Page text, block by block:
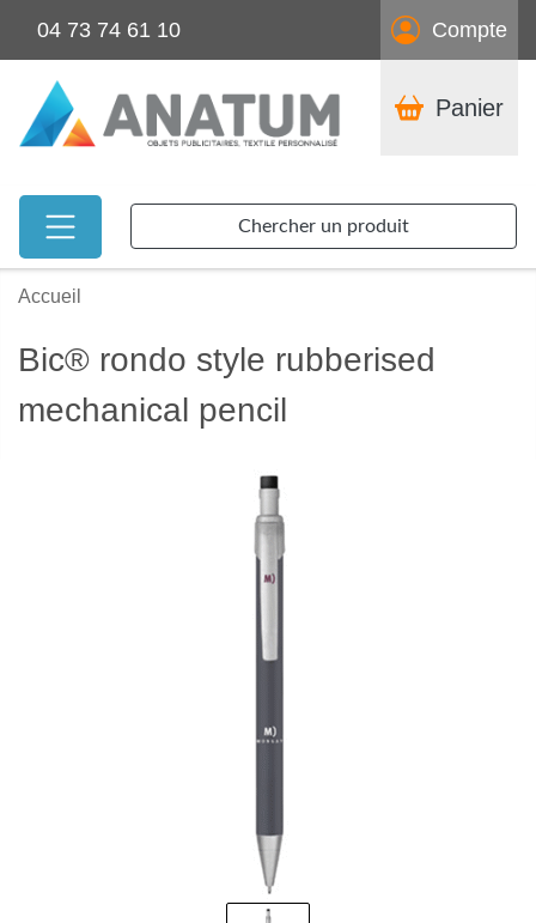
04 73 74 61 10 Compte
Panier
Chercher un produit
Accueil
Bic® rondo style rubberised
mechanical pencil